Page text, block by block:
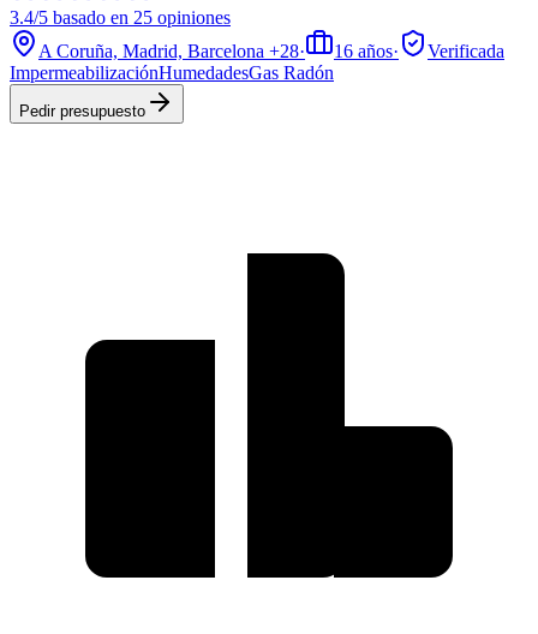
3.4/5 basado en 25 opiniones
A Coruña, Madrid, Barcelona +28· 16 años·
Verificada
ImpermeabilizaciónHumedadesGas Radón
Pedir presupuesto